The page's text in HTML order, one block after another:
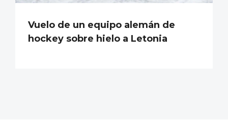
Vuelo de un equipo alemán de
hockey sobre hielo a Letonia